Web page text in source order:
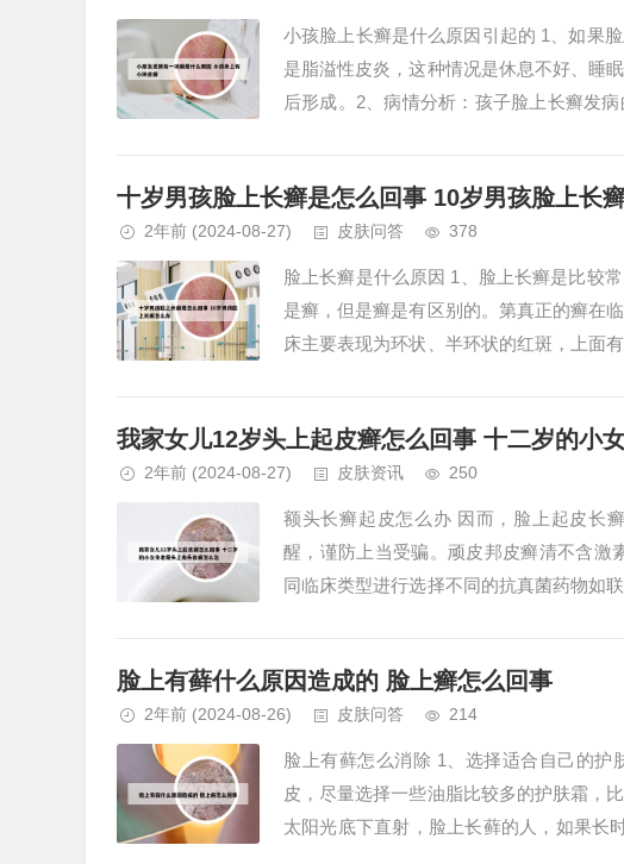
小孩脸上长癣是什么原因引起的 1、如果
是脂溢性皮炎，这种情况是休息不好、睡
后形成。2、病情分析：孩子脸上长癣发
十岁男孩脸上长癣是怎么回事 10岁男孩脸上长
2年前 (2024-08-27) 皮肤问答 378
脸上长癣是什么原因 1、脸上长癣是比较
是癣，但是癣是有区别的。第真正的癣在
床主要表现为环状、半环状的红斑，上面
我家女儿12岁头上起皮癣怎么回事 十二岁的小
2年前 (2024-08-27) 皮肤资讯 250
额头长癣起皮怎么办 因而，脸上起皮长
醒，谨防上当受骗。顽皮邦皮癣清不含激
同临床类型进行选择不同的抗真菌药物如
脸上有藓什么原因造成的 脸上癣怎么回事
2年前 (2024-08-26) 皮肤问答 214
脸上有藓怎么消除 1、选择适合自己的
皮，尽量选择一些油脂比较多的护肤霜，
太阳光底下直射，脸上长藓的人，如果长